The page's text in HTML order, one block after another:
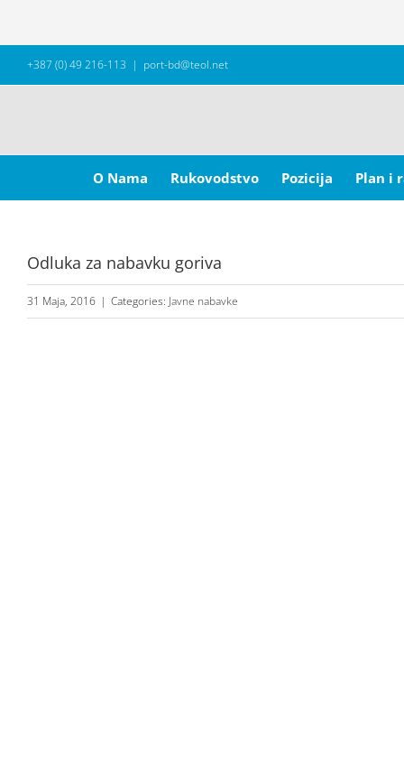
+387 (0) 49 216-113 | port-bd@teol.net
for:
O Nama
Rukovodstvo Pozicija Plan i
Odluka za nabavku goriva
31 Maja, 2016 | Categories: Javne nabavke